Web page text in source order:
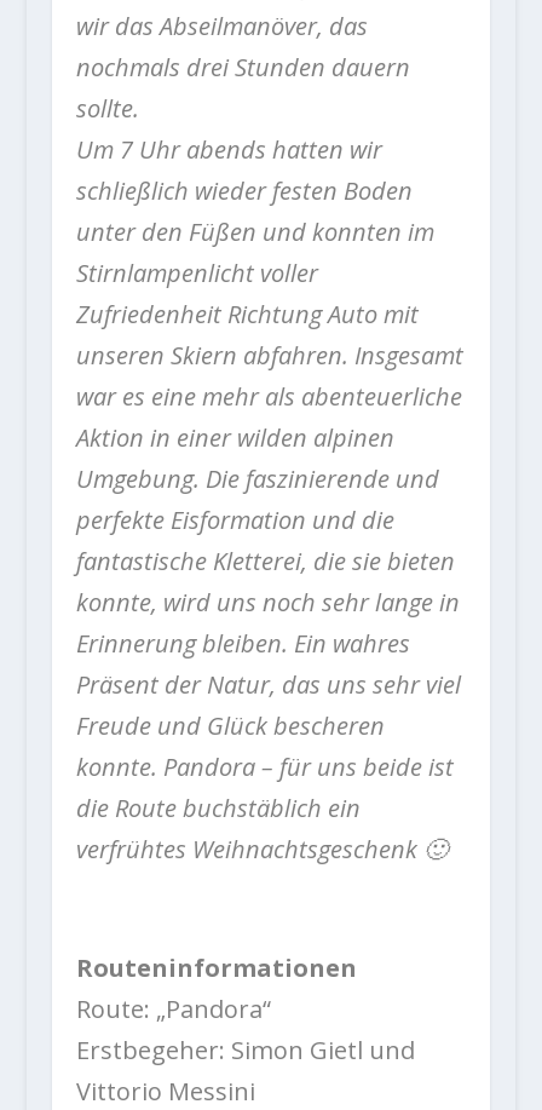
wir das Abseilmanöver, das
nochmals drei Stunden dauern
sollte.
Um 7 Uhr abends hatten wir
schließlich wieder festen Boden
unter den Füßen und konnten im
Stirnlampenlicht voller
Zufriedenheit Richtung Auto mit
unseren Skiern abfahren. Insgesamt
war es eine mehr als abenteuerliche
Aktion in einer wilden alpinen
Umgebung. Die faszinierende und
perfekte Eisformation und die
fantastische Kletterei, die sie bieten
konnte, wird uns noch sehr lange in
Erinnerung bleiben. Ein wahres
Präsent der Natur, das uns sehr viel
Freude und Glück bescheren
konnte. Pandora – für uns beide ist
die Route buchstäblich ein
verfrühtes Weihnachtsgeschenk 🙂
Routeninformationen
Route: „Pandora“
Erstbegeher: Simon Gietl und
Vittorio Messini